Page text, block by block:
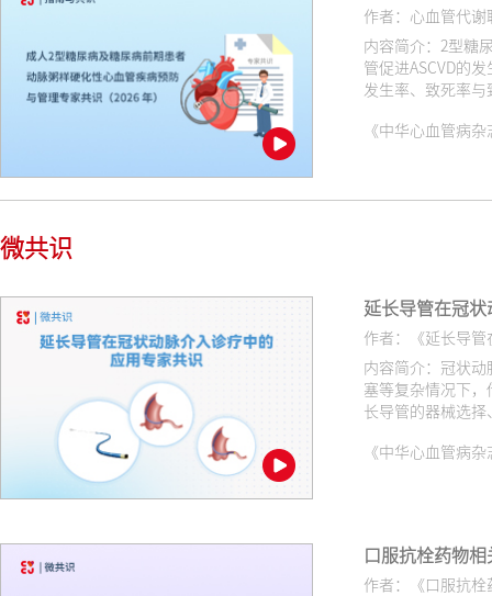
作者：心血管代谢
内容简介：2型糖
管促进ASCVD的
发生率、致死率
究进展的基础上
《中华心血管病
微共识
延长导管在冠
作者：《延长导
内容简介：冠状
塞等复杂情况下
长导管的器械选
《中华心血管病
口服抗栓药物
作者：《口服抗